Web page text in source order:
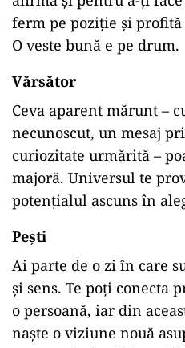
ferm pe poziție și
O veste bună e pe drum.
Vărsător
Ceva aparent mărunt –
necunoscut, un mesaj
curiozitate urmărită –
majoră. Universul te
potențialul ascuns în
Pești
Ai parte de o zi în care
și sens. Te poți conecta
o persoană, iar din
naște o viziune nouă